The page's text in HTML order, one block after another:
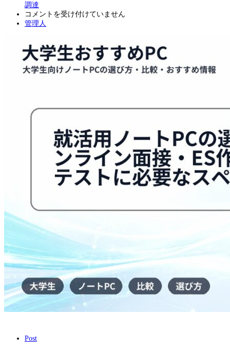
調達
就
活
ー
ト
PC
｜
成・
テ
に
必
要
な
ス
ペ
解
説
コメントを受け付けていません
管理人
Post